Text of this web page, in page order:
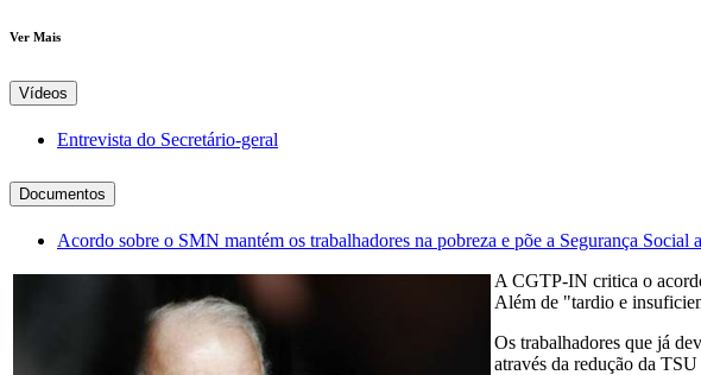
Ver Mais
Vídeos
Entrevista do Secretário-geral
Documentos
Acordo sobre o SMN mantém os trabalhadores na pobreza e põe a Segurança Social
A CGTP-IN critica o
Além de "tardio e
Os trabalhadores que já
através da redução da